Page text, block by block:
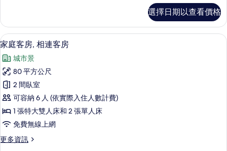
觀
的
所
有
相
片
客
房,
泳
池
景
觀
的
詳
情
選擇日期以查看價格
顯
示
家
庭
客
房,
相
連
客
家庭客房, 相連客房 | 迷你吧、客房內
9
家庭客房, 相連客房
城市景
80 平方公尺
2 間臥室
可容納 6 人 (依實際入住人數計費)
1 張特大雙人床和 2 張單人床
免費無線上網
更多資訊
更